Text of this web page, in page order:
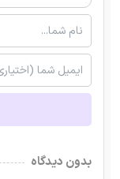
بدون دیدگاه